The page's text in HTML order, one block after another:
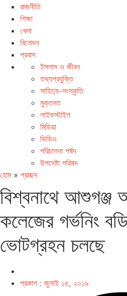
রাজনীতি
শিক্ষা
খেলা
বিনোদন
প্রবাস
ইসলাম ও জীবন
তথ্যপ্রযুক্তি
সাহিত্য-সংস্কৃতি
মুক্তমত
লাইফস্টাইল
মিডিয়া
ভিডিও
পরিচালনা পর্ষদ
উপদেষ্টা পরিষদ
হোম» প্রচ্ছদ
বিশ্বনাথে আশুগঞ্জ
কলেজের গর্ভনিং
ভোটগ্রহন চলছে
প্রকাশ : জুলাই ১৫, ২০১৯